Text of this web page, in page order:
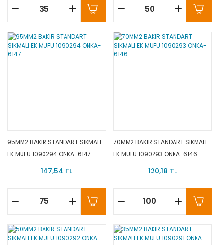
95MM2 BAKIR STANDART SIKMALI
EK MUFU 1090294 ONKA-6147
147,54 TL
70MM2 BAKIR STANDART SIKMALI
EK MUFU 1090293 ONKA-6146
120,18 TL